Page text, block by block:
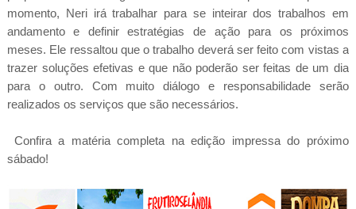
momento, Neri irá trabalhar para se inteirar dos trabalhos em
andamento e definir estratégias de ação para os próximos
meses. Ele ressaltou que o trabalho deverá ser feito com vistas a
trazer soluções efetivas e que não poderão ser feitas de um dia
para o outro. Com muito diálogo e responsabilidade serão
realizados os serviços que são necessários.
Confira a matéria completa na edição impressa do próximo
sábado!